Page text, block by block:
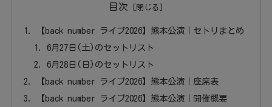
目次
【back number ライブ2026】熊本公演｜セトリまとめ
6月27日(土)のセットリスト
6月28日(日)のセットリスト
【back number ライブ2026】熊本公演｜座席表
【back number ライブ2026】熊本公演｜開催概要